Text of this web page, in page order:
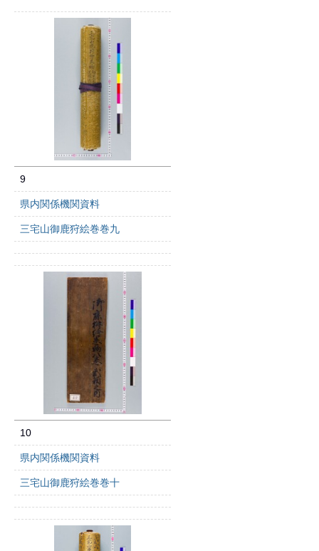
9
県内関係機関資料
三宅山御鹿狩絵巻巻九
10
県内関係機関資料
三宅山御鹿狩絵巻巻十